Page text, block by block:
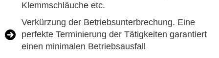
Klemmschläuche etc.
Verkürzung der Betriebsunterbrechung. Eine
perfekte Terminierung der Tätigkeiten garantiert
einen minimalen Betriebsausfall